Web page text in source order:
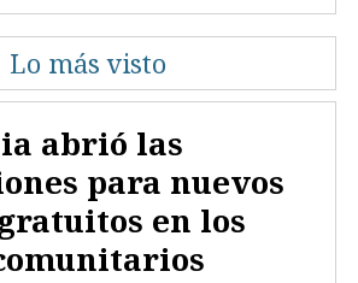
Lo más visto
abrió las
para nuevos
en los